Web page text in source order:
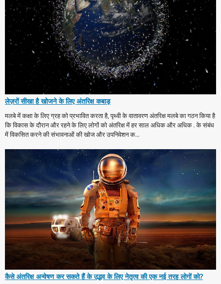
लेज़रों सीखा है खोजने के लिए अंतरिक्ष कबाड़
मलबे में कक्षा के लिए ग्रह को प्रभावित करता है, पृथ्वी के वातावरण अंतरिक्ष मलबे का गठन किया है
कि विकास के दौरान और रहने के लिए लोगों को अंतरिक्ष में हर साल अधिक और अधिक . के संबंध
में विकसित करने की संभावनाओं की खोज और उपनिवेशन क...
कैसे अंतरिक्ष अन्वेषण कर सकते हैं के उद्भव के लिए नेतृत्व की एक नई तरह लोगों को?